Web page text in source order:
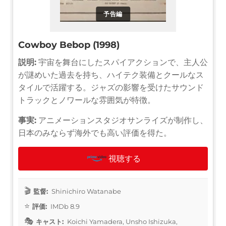
予告編
Cowboy Bebop (1998)
説明: 宇宙を舞台にしたスパイアクションで、主人公
が謎めいた過去を持ち、ハイテク装備とクールなス
タイルで活躍する。ジャズの影響を受けたサウンド
トラックとノワールな雰囲気が特徴。
事実: アニメーションスタジオサンライズが制作し、
日本のみならず海外でも高い評価を得た。
視聴する
監督: Shinichiro Watanabe
評価: IMDb 8.9
キャスト: Koichi Yamadera, Unsho Ishizuka,